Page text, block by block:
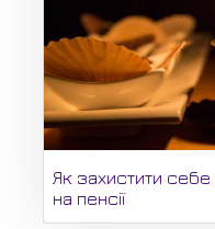
Як захистити себе
на пенсії